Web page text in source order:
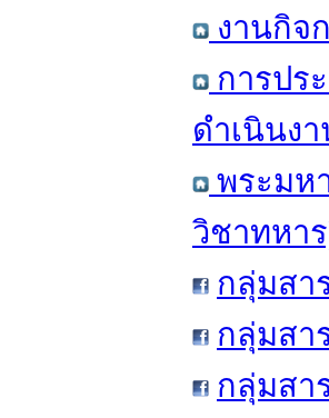
งานกิจ
การปร
ดำเนินง
พระมห
วิชาทหา
กลุ่มสา
กลุ่มสา
กลุ่มสา